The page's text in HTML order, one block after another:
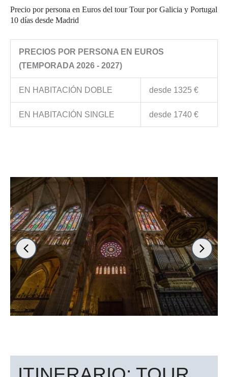
Precio por persona en Euros del tour Tour por Galicia y Portugal
10 días desde Madrid
PRECIOS POR PERSONA EN EUROS
(TEMPORADA 2026 - 2027)
EN HABITACIÓN DOBLE desde 1325 €
EN HABITACIÓN SINGLE desde 1740 €